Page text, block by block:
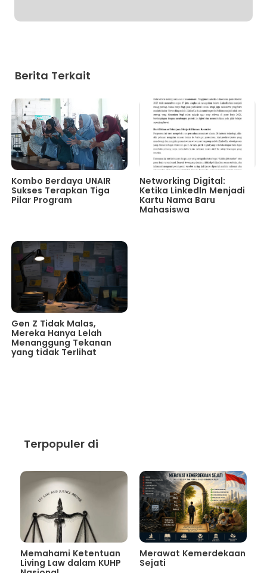
Berita Terkait
Kombo Berdaya UNAIR
Sukses Terapkan Tiga
Pilar Program
Networking Digital:
Ketika Linkedln Menjadi
Kartu Nama Baru
Mahasiswa
Gen Z Tidak Malas,
Mereka Hanya Lelah
Menanggung Tekanan
yang tidak Terlihat
Terpopuler di
Memahami Ketentuan
Living Law dalam KUHP
Merawat Kemerdekaan
Sejati